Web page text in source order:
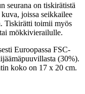
seurana on tiskirätistä
joissa seikkailee
Tiskirätti toimii myös
mökkivierailulle.
Euroopassa FSC-
(30%).
koko on 17 x 20 cm.